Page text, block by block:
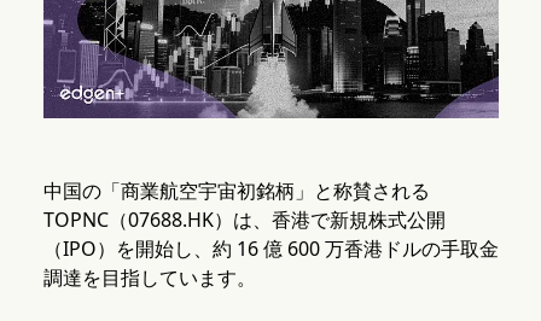
中国の「商業航空宇宙初銘柄」と称賛される
TOPNC（07688.HK）は、香港で新規株式公開
（IPO）を開始し、約 16 億 600 万香港ドルの手取金
調達を目指しています。